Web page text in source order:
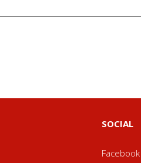
SOCIAL
Facebook